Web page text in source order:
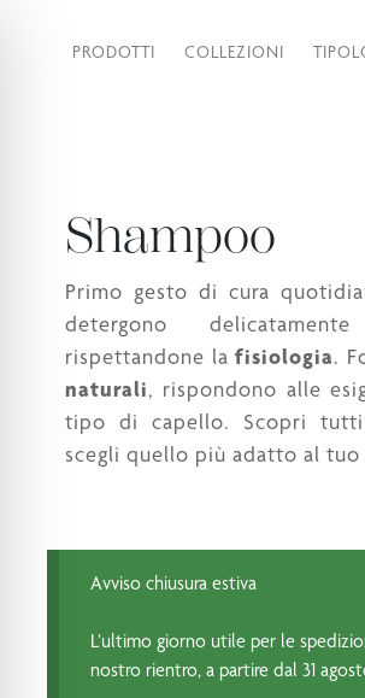
PRODOTTI COLLEZIONI
Shampoo
Primo gesto di cura
detergono
rispettandone lafisiologia.
naturali, rispondono alle
tipo di capello. Scopri
scegli quello più adatto al tuo
Avviso chiusura estiva
L’ultimo giorno utile per le
nostro rientro, a partire dal 31